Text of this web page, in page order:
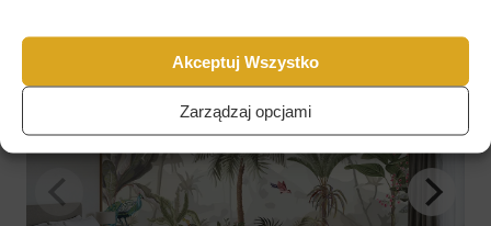
Akceptuj Wszystko
Zarządzaj opcjami
Wizualizacje